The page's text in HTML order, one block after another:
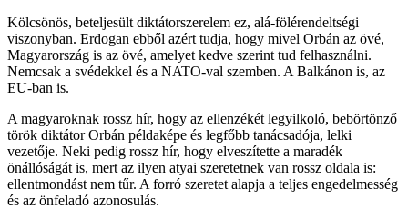
Kölcsönös, beteljesült diktátorszerelem ez, alá-fölérendeltségi
viszonyban. Erdogan ebből azért tudja, hogy mivel Orbán az övé,
Magyarország is az övé, amelyet kedve szerint tud felhasználni.
Nemcsak a svédekkel és a NATO-val szemben. A Balkánon is, az
EU-ban is.
A magyaroknak rossz hír, hogy az ellenzékét legyilkoló, bebörtönző
török diktátor Orbán példaképe és legfőbb tanácsadója, lelki
vezetője. Neki pedig rossz hír, hogy elveszítette a maradék
önállóságát is, mert az ilyen atyai szeretetnek van rossz oldala is:
ellentmondást nem tűr. A forró szeretet alapja a teljes engedelmesség
és az önfeladó azonosulás.